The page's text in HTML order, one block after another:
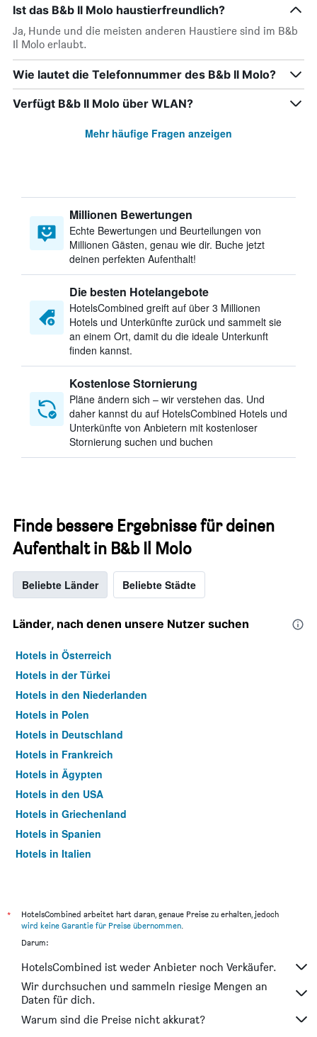
Ist das B&b Il Molo haustierfreundlich?
Ja, Hunde und die meisten anderen Haustiere sind im B&b
Il Molo erlaubt.
Wie lautet die Telefonnummer des B&b Il Molo?
Verfügt B&b Il Molo über WLAN?
Mehr häufige Fragen anzeigen
Millionen Bewertungen
Echte Bewertungen und Beurteilungen von
Millionen Gästen, genau wie dir. Buche jetzt
deinen perfekten Aufenthalt!
Die besten Hotelangebote
HotelsCombined greift auf über 3 Millionen
Hotels und Unterkünfte zurück und sammelt sie
an einem Ort, damit du die ideale Unterkunft
finden kannst.
Kostenlose Stornierung
Pläne ändern sich – wir verstehen das. Und
daher kannst du auf HotelsCombined Hotels und
Unterkünfte von Anbietern mit kostenloser
Stornierung suchen und buchen
Finde bessere Ergebnisse für deinen
Aufenthalt in B&b Il Molo
Beliebte Länder Beliebte Städte
Länder, nach denen unsere Nutzer suchen
Hotels in Österreich
Hotels in der Türkei
Hotels in den Niederlanden
Hotels in Polen
Hotels in Deutschland
Hotels in Frankreich
Hotels in Ägypten
Hotels in den USA
Hotels in Griechenland
Hotels in Spanien
Hotels in Italien
*
HotelsCombined arbeitet hart daran, genaue Preise zu erhalten, jedoch
wird keine Garantie für Preise übernommen.
Darum:
HotelsCombined ist weder Anbieter noch Verkäufer.
Wir durchsuchen und sammeln riesige Mengen an
Daten für dich.
Warum sind die Preise nicht akkurat?